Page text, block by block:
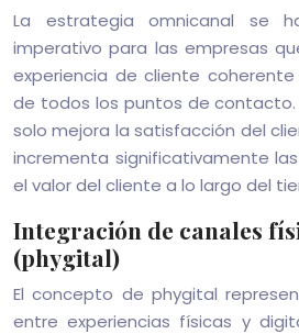
La estrategia omnicanal se
imperativo para las empresas
experiencia de cliente
de todos los puntos de contacto.
solo mejora la satisfacción del
incrementa significativamente
el valor del cliente a lo largo del
Integración de canales
(phygital)
El concepto de phygital
entre experiencias físicas y